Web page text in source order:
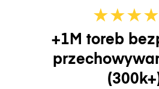
★★★★
+1M toreb